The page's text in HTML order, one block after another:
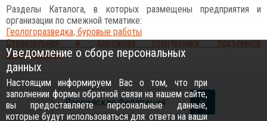
Разделы Каталога, в которых размещены предприятия и
организации по смежной тематике:
Геологоразведка, буровые работы
Строительная и дорожная спецтехника, подъемное
оборудование
Российcкая Федерация
Уведомление о сборе персональных
данных
Настоящим информируем Вас о том, что при
заполнении формы обратной связи на нашем сайте,
вы предоставляете персональные данные,
которые будут использоваться для: ответа на ваши